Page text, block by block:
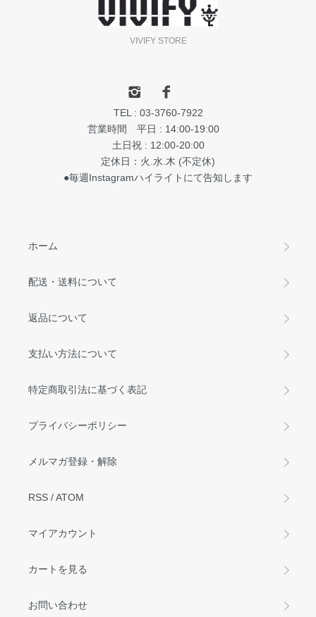
VIVIFY STORE
TEL : 03-3760-7922
営業時間 平日 : 14:00-19:00
土日祝 : 12:00-20:00
定休日：火.水.木 (不定休)
●毎週Instagramハイライトにて告知します
ホーム
配送・送料について
返品について
支払い方法について
特定商取引法に基づく表記
プライバシーポリシー
メルマガ登録・解除
RSS /ATOM
マイアカウント
カートを見る
お問い合わせ